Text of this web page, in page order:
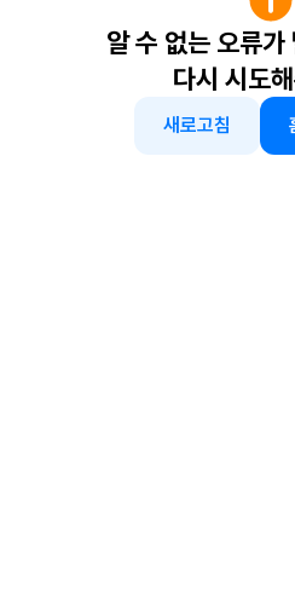
알 수 없는 오류가
다시 시도
새로고침